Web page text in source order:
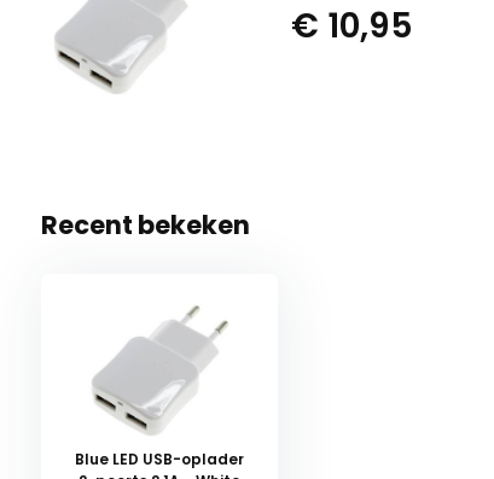
€ 10,95
Recent bekeken
Blue LED USB-oplader